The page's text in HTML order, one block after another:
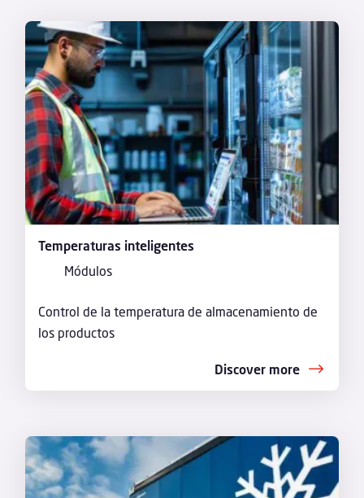
Temperaturas inteligentes
Módulos
Control de la temperatura de almacenamiento de
los productos
Discover more